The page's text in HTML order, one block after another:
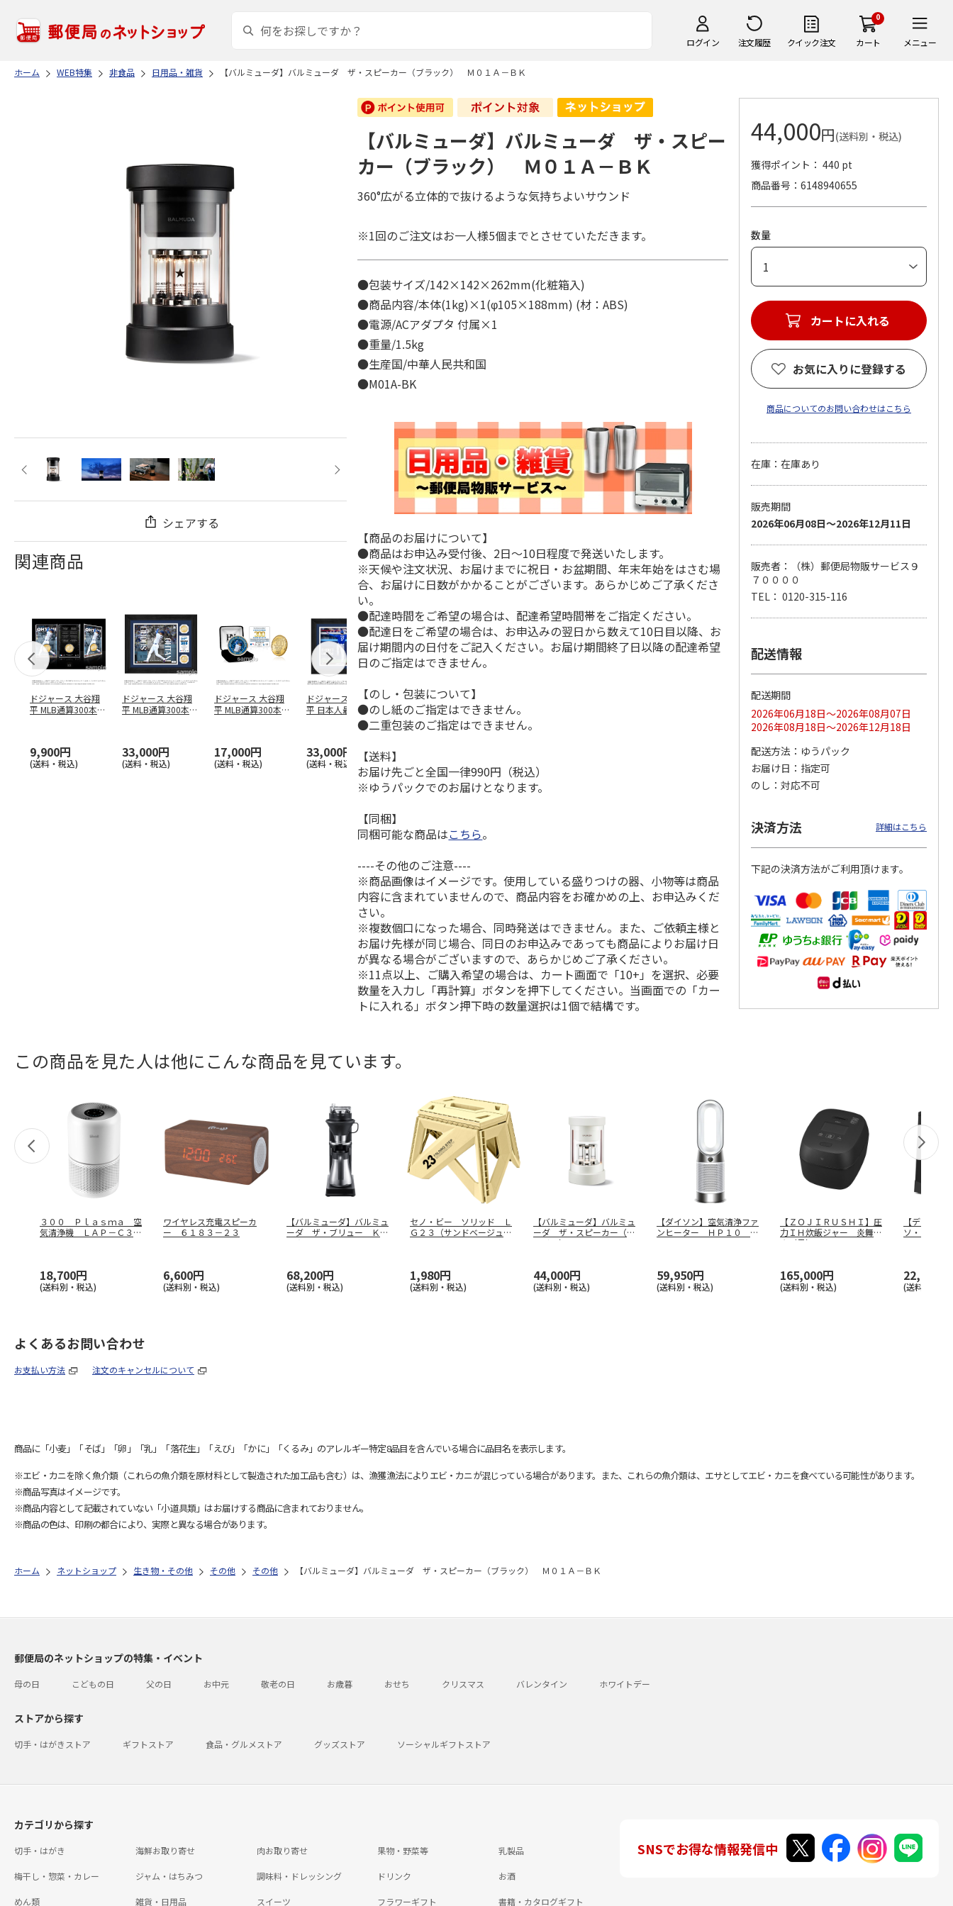
ログイン 注文履歴 クイック注文
0
カート メニュー
ホーム WEB特集 非食品 日用品・雑貨 【バルミューダ】バルミューダ ザ・スピーカー（ブラック） Ｍ０１Ａ－ＢＫ
シェアする
関連商品
ドジャース 大谷翔
平 MLB通算300本塁
9,900円
(送料・税込)
ドジャース 大谷翔
平 MLB通算300本塁
33,000円
(送料・税込)
ドジャース 大谷翔
平 MLB通算300本塁
17,000円
(送料・税込)
ドジャース 大谷翔
平 日本人最多53試
合連続出塁記念 ダ
33,000円
(送料・税込)
MLB ドジャース 大
谷翔平 2026 NL 3・
4月投手…
平 日本人最多53試
合連続出塁記念 コ
イ…
ドジャース 大谷翔
平 日本人最多53試
合連続出塁記念 シ
ル…
17,000円
(送料・税込)
谷翔平 2026 NL 3・
4月投手…
【バルミューダ】バルミューダ ザ・スピー
カー（ブラック） Ｍ０１Ａ－ＢＫ
360°広がる立体的で抜けるような気持ちよいサウンド
※1回のご注文はお一人様5個までとさせていただきます。
●包装サイズ/142×142×262mm(化粧箱入)
●商品内容/本体(1kg)×1(φ105×188mm) (材：ABS)
●電源/ACアダプタ 付属×1
●重量/1.5kg
●生産国/中華人民共和国
●M01A-BK
【商品のお届けについて】
●商品はお申込み受付後、2日～10日程度で発送いたします。
※天候や注文状況、お届けまでに祝日・お盆期間、年末年始をはさむ場
合、お届けに日数がかかることがございます。あらかじめご了承くださ
い。
●配達時間をご希望の場合は、配達希望時間帯をご指定ください。
●配達日をご希望の場合は、お申込みの翌日から数えて10日目以降、お
届け期間内の日付をご記入ください。お届け期間終了日以降の配達希望
日のご指定はできません。
【のし・包装について】
●のし紙のご指定はできません。
●二重包装のご指定はできません。
【送料】
お届け先ごと全国一律990円（税込）
※ゆうパックでのお届けとなります。
【同梱】
同梱可能な商品はこちら。
----その他のご注意----
※商品画像はイメージです。使用している盛りつけの器、小物等は商品
内容に含まれていませんので、商品内容をお確かめの上、お申込みくだ
さい。
※複数個口になった場合、同時発送はできません。また、ご依頼主様と
お届け先様が同じ場合、同日のお申込みであっても商品によりお届け日
が異なる場合がございますので、あらかじめご了承ください。
※11点以上、ご購入希望の場合は、カート画面で「10+」を選択、必要
数量を入力し「再計算」ボタンを押下してください。当画面での「カー
トに入れる」ボタン押下時の数量選択は1個で結構です。
44,000円(送料別・税込)
獲得ポイント： 440 pt
商品番号
6148940655
数量
カートに入れる
お気に入りに登録する
商品についてのお問い合わせはこちら
在庫：在庫あり
販売期間
2026年06月08日～2026年12月11日
販売者：（株）郵便局物販サービス９
７００００
TEL： 0120-315-116
配送情報
配送期間
2026年06月18日～2026年08月07日
2026年08月18日～2026年12月18日
配送方法
ゆうパック
お届け日
指定可
のし
対応不可
決済方法 詳細はこちら
下記の決済方法がご利用頂けます。
この商品を見た人は他にこんな商品を見ています。
３００ Ｐｌａｓｍａ 空
気清浄機 ＬＡＰ－Ｃ３０
18,700円
(送料別・税込)
ワイヤレス充電スピーカ
ー ６１８３－２３
6,600円
(送料別・税込)
【バルミューダ】バルミュ
ーダ ザ・ブリュー Ｋ０
68,200円
(送料別・税込)
セノ・ビー ソリッド Ｌ
Ｇ２３（サンドベージュ）
1,980円
(送料別・税込)
【バルミューダ】バルミュ
ーダ ザ・スピーカー（ホ
ワイト）
44,000円
(送料別・税込)
【ダイソン】空気清浄ファ
ンヒーター ＨＰ１０ Ｗ
59,950円
(送料別・税込)
【ＺＯＪＩＲＵＳＨＩ】圧
力ＩＨ炊飯ジャー 炎舞炊
き（黒）
165,000円
(送料別・税込)
【デロンギ
ソ・カプ
22,800円
(送料別・税
よくあるお問い合わせ
お支払い方法 注文のキャンセルについて
商品に「小麦」「そば」「卵」「乳」「落花生」「えび」「かに」「くるみ」のアレルギー特定8品目を含んでいる場合に品目名を表示します。
※エビ・カニを除く魚介類（これらの魚介類を原材料として製造された加工品も含む）は、漁獲漁法によりエビ・カニが混じっている場合があります。また、これらの魚介類は、エサとしてエビ・カニを食べている可能性があります。
※商品写真はイメージです。
※商品内容として記載されていない「小道具類」はお届けする商品に含まれておりません。
※商品の色は、印刷の都合により、実際と異なる場合があります。
ホーム ネットショップ 生き物・その他 その他 その他 【バルミューダ】バルミューダ ザ・スピーカー（ブラック） Ｍ０１Ａ－ＢＫ
郵便局のネットショップの特集・イベント
母の日 こどもの日 父の日 お中元 敬老の日 お歳暮 おせち クリスマス バレンタイン ホワイトデー
ストアから探す
切手・はがきストア ギフトストア 食品・グルメストア グッズストア ソーシャルギフトストア
カテゴリから探す
切手・はがき 海鮮お取り寄せ 肉お取り寄せ 果物・野菜等 乳製品
梅干し・惣菜・カレー ジャム・はちみつ 調味料・ドレッシング ドリンク お酒
めん類 雑貨・日用品 スイーツ フラワーギフト 書籍・カタログギフト
SNSでお得な情報発信中